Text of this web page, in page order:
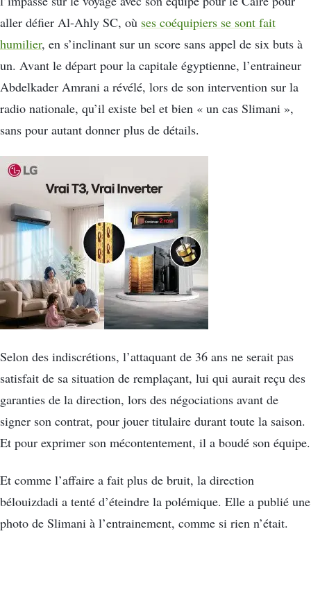
aller défier Al-Ahly SC, où ses coéquipiers se sont fait
humilier, en s’inclinant sur un score sans appel de six buts à
un. Avant le départ pour la capitale égyptienne, l’entraineur
Abdelkader Amrani a révélé, lors de son intervention sur la
radio nationale, qu’il existe bel et bien « un cas Slimani »,
sans pour autant donner plus de détails.
Selon des indiscrétions, l’attaquant de 36 ans ne serait pas
satisfait de sa situation de remplaçant, lui qui aurait reçu des
garanties de la direction, lors des négociations avant de
signer son contrat, pour jouer titulaire durant toute la saison.
Et pour exprimer son mécontentement, il a boudé son équipe.
Et comme l’affaire a fait plus de bruit, la direction
bélouizdadi a tenté d’éteindre la polémique. Elle a publié une
photo de Slimani à l’entrainement, comme si rien n’était.